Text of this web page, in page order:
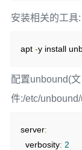
安装相关的工具:
apt -y install
配置unbound(文
件:/etc/
server:
  verbosity
: 2